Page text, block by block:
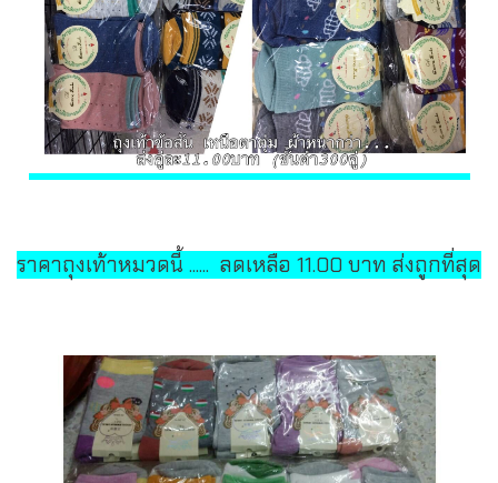
ราคาถุงเท้าหมวดนี้ ...... ลดเหลือ 11.00 บาท ส่งถูกที่สุด